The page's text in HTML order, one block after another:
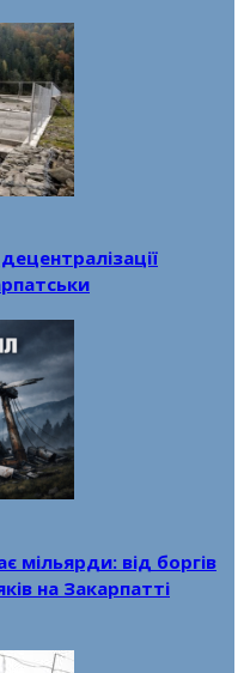
мільярди: від боргів
на Закарпатті